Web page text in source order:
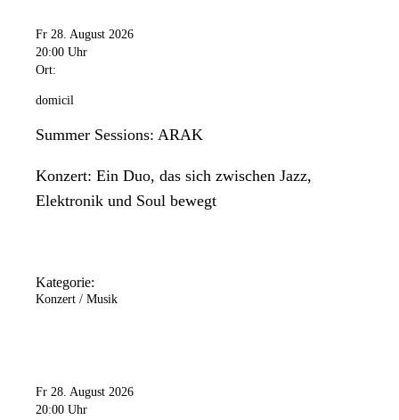
Fr 28. August 2026
20:00 Uhr
Ort:
domicil
Summer Sessions: ARAK
Konzert: Ein Duo, das sich zwischen Jazz,
Elektronik und Soul bewegt
Kategorie:
Konzert / Musik
Fr 28. August 2026
20:00 Uhr